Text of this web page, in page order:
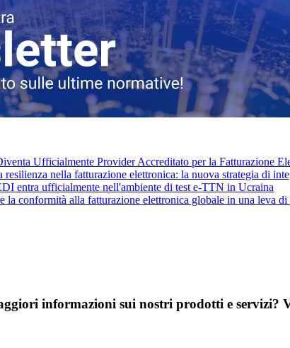
Ufficialmente Provider Accreditato per la Fatturazione
resilienza nella fatturazione elettronica: la nuova strategia di
entra ufficialmente nell'ambiente di test e-TTN in Ucraina
la conformità alla fatturazione elettronica globale in una leva
informazioni sui nostri prodotti e servizi?